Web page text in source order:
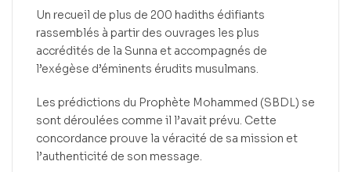
Un recueil de plus de 200 hadiths édifiants
rassemblés à partir des ouvrages les plus
accrédités de la Sunna et accompagnés de
l’exégèse d’éminents érudits musulmans.
Les prédictions du Prophète Mohammed (SBDL) se
sont déroulées comme il l’avait prévu. Cette
concordance prouve la véracité de sa mission et
l’authenticité de son message.